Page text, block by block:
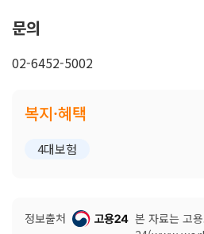
문의
02-6452-5002
복지·혜택
4대보험
정보출처
본 자료는 고